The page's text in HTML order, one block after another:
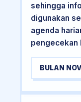
sehingga
digunakan
agenda
pengecekan
BULAN